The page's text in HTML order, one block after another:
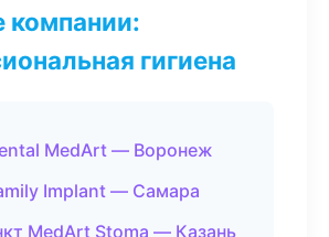
гигиена
MedArt — Воронеж
Implant — Самара
MedArt Stoma — Казань